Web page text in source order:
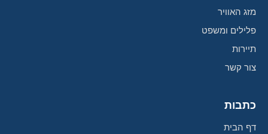
מזג האוויר
פלילים ומשפט
תיירות
צור קשר
כתבות
דף הבית